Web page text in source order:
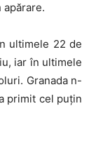
apărare.
ultimele 22 de
iar în ultimele
Granada n-
primit cel puțin